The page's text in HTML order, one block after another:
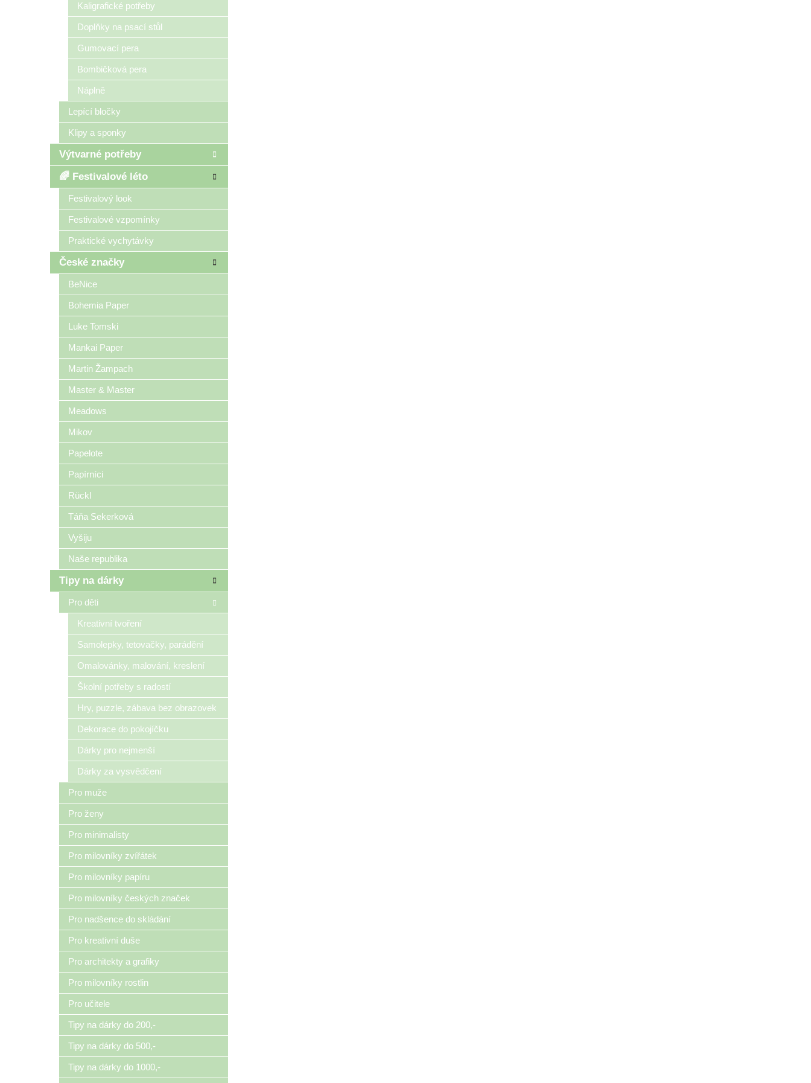
Kaligrafické potřeby
Doplňky na psací stůl
Gumovací pera
Bombičková pera
Náplně
Lepící bločky
Klipy a sponky
Výtvarné potřeby
🌈 Festivalové léto
Festivalový look
Festivalové vzpomínky
Praktické vychytávky
České značky
BeNice
Bohemia Paper
Luke Tomski
Mankai Paper
Martin Žampach
Master & Master
Meadows
Mikov
Papelote
Papírníci
Rückl
Táňa Sekerková
Vyšiju
Naše republika
Tipy na dárky
Pro děti
Kreativní tvoření
Samolepky, tetovačky, parádění
Omalovánky, malování, kreslení
Školní potřeby s radostí
Hry, puzzle, zábava bez obrazovek
Dekorace do pokojíčku
Dárky pro nejmenší
Dárky za vysvědčení
Pro muže
Pro ženy
Pro minimalisty
Pro milovníky zvířátek
Pro milovníky papíru
Pro milovníky českých značek
Pro nadšence do skládání
Pro kreativní duše
Pro architekty a grafiky
Pro milovníky rostlin
Pro učitele
Tipy na dárky do 200,-
Tipy na dárky do 500,-
Tipy na dárky do 1000,-